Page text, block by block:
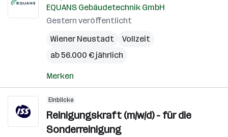
EQUANS Gebäudetechnik GmbH
Gestern veröffentlicht
Wiener Neustadt
Vollzeit
ab 56.000 € jährlich
Merken
Einblicke
Reinigungskraft (m/w/d) - für die
Sonderreinigung